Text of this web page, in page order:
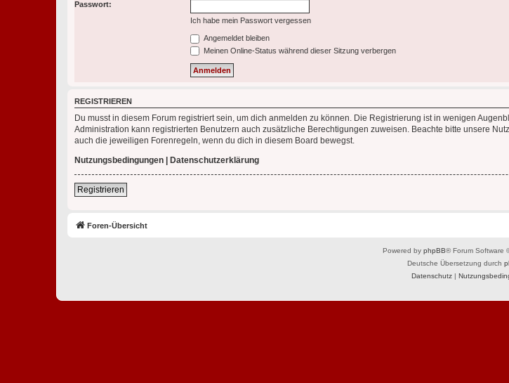
Passwort:
Ich habe mein Passwort vergessen
Angemeldet bleiben
Meinen Online-Status während dieser Sitzung verbergen
REGISTRIEREN
Du musst in diesem Forum registriert sein, um dich anmelden zu können. Die Registrierung ist in wenigen
Administration kann registrierten Benutzern auch zusätzliche Berechtigungen zuweisen. Beachte bitte unsere
auch die jeweiligen Forenregeln, wenn du dich in diesem Board bewegst.
Nutzungsbedingungen | Datenschutzerklärung
Registrieren
Foren-Übersicht
Powered by phpBB® Forum Software
Deutsche Übersetzung durch
Datenschutz|